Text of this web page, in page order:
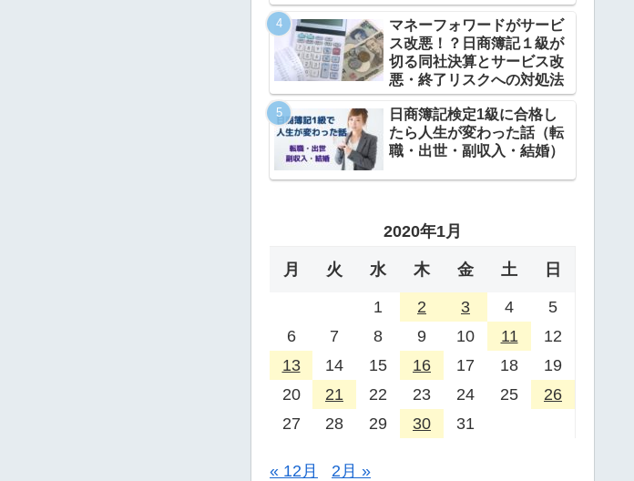
マネーフォワードがサービ
ス改悪！？日商簿記１級が
切る同社決算とサービス改
悪・終了リスクへの対処法
日商簿記検定1級に合格し
たら人生が変わった話（転
職・出世・副収入・結婚）
2020年1月
月 火 水 木 金 土 日
1 2 3 4
5
6
7 8 9 10 11
12
13
14 15 16 17 18
19
20
21 22 23 24 25
26
27
28 29 30 31
« 12月 2月 »